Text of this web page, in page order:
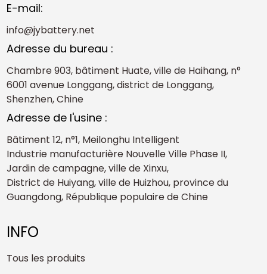
E-mail:
info@jybattery.net
Adresse du bureau :
Chambre 903, bâtiment Huate, ville de Haihang, n°
6001 avenue Longgang, district de Longgang,
Shenzhen, Chine
Adresse de l'usine :
Bâtiment 12, n°1, Meilonghu Intelligent
Industrie manufacturière Nouvelle Ville Phase II,
Jardin de campagne, ville de Xinxu,
District de Huiyang, ville de Huizhou, province du
Guangdong, République populaire de Chine
INFO
Tous les produits